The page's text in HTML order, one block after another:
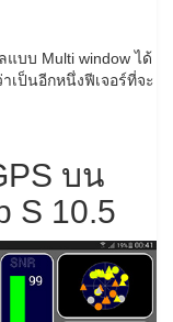
บบ Multi window ได้
เป็นอีกหนึ่งฟีเจอร์ที่จะ
บน
S 10.5